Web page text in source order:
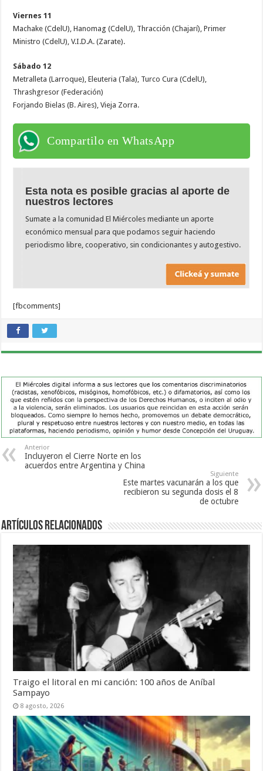
Viernes 11
Machake (CdelU), Hanomag (CdelU), Thracción (Chajarí), Primer
Ministro (CdelU), V.I.D.A. (Zarate).
Sábado 12
Metralleta (Larroque), Eleuteria (Tala), Turco Cura (CdelU),
Thrashgresor (Federación)
Forjando Bielas (B. Aires), Vieja Zorra.
Compartilo en WhatsApp
Esta nota es posible gracias al aporte de
nuestros lectores
Sumate a la comunidad El Miércoles mediante un aporte
económico mensual para que podamos seguir haciendo
periodismo libre, cooperativo, sin condicionantes y autogestivo.
[fbcomments]
Anterior
Incluyeron el Cierre Norte en los
acuerdos entre Argentina y China
Siguiente
Este martes vacunarán a los que
recibieron su segunda dosis el 8
de octubre
Artículos Relacionados
Traigo el litoral en mi canción: 100 años de Aníbal
Sampayo
8 agosto, 2026